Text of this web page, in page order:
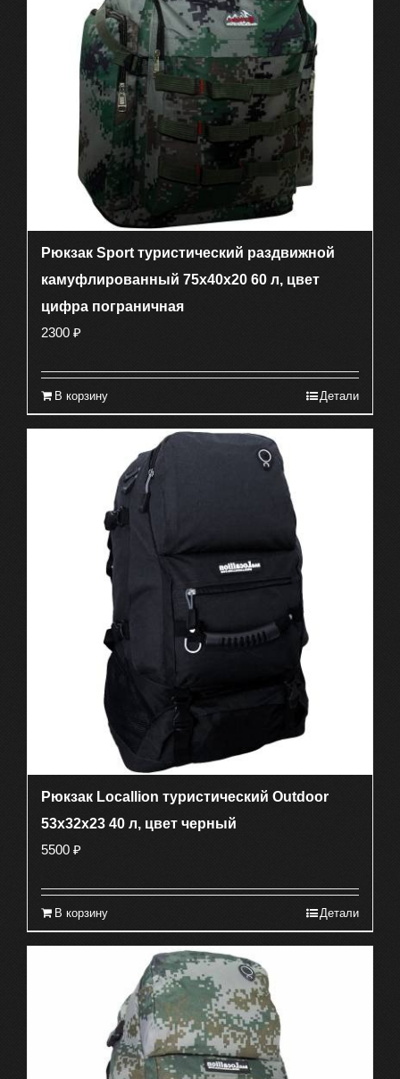
Рюкзак Sport туристический раздвижной
камуфлированный 75х40х20 60 л, цвет
цифра пограничная
2300 ₽
В корзину Детали
Рюкзак Locallion туристический Outdoor
53х32х23 40 л, цвет черный
5500 ₽
В корзину Детали